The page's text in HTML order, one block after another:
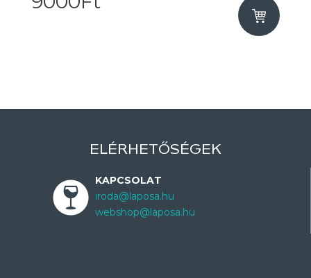
ELÉRHETŐSÉGEK
KAPCSOLAT
iroda@laposa.hu
webshop@laposa.hu